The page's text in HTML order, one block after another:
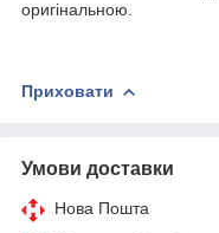
оригінальною.
Приховати
Умови доставки
Нова Пошта